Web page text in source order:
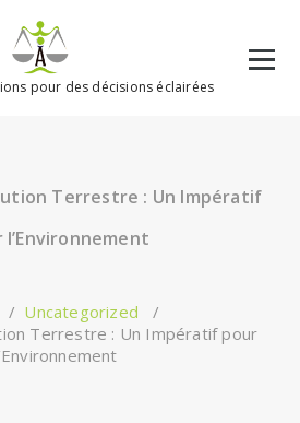
pour des décisions éclairées
Terrestre : Un Impératif
l’Environnement
/ Uncategorized /
Terrestre : Un Impératif pour